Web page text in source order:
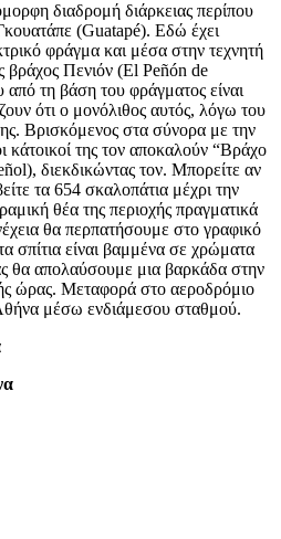
διαδρομή διάρκειας περίπου
(Guatapé). Εδώ έχει
φράγμα και μέσα στην τεχνητή
βράχος Πενιόν (El Peñón de
τη βάση του φράγματος είναι
ότι ο μονόλιθος αυτός, λόγω του
Βρισκόμενος στα σύνορα με την
της τον αποκαλούν “Βράχο
διεκδικώντας τον. Μπορείτε αν
τα 654 σκαλοπάτια μέχρι την
θέα της περιοχής πραγματικά
θα περπατήσουμε στο γραφικό
σπίτια είναι βαμμένα σε χρώματα
θα απολαύσουμε μια βαρκάδα στην
ώρας. Μεταφορά στο αεροδρόμιο
μέσω ενδιάμεσου σταθμού.